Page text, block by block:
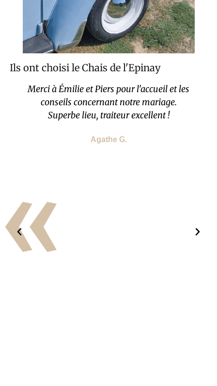
Ils ont choisi le Chais de l'Epinay
Merci à Émilie et Piers pour l'accueil et les
conseils concernant notre mariage.
Superbe lieu, traiteur excellent !
Agathe G.